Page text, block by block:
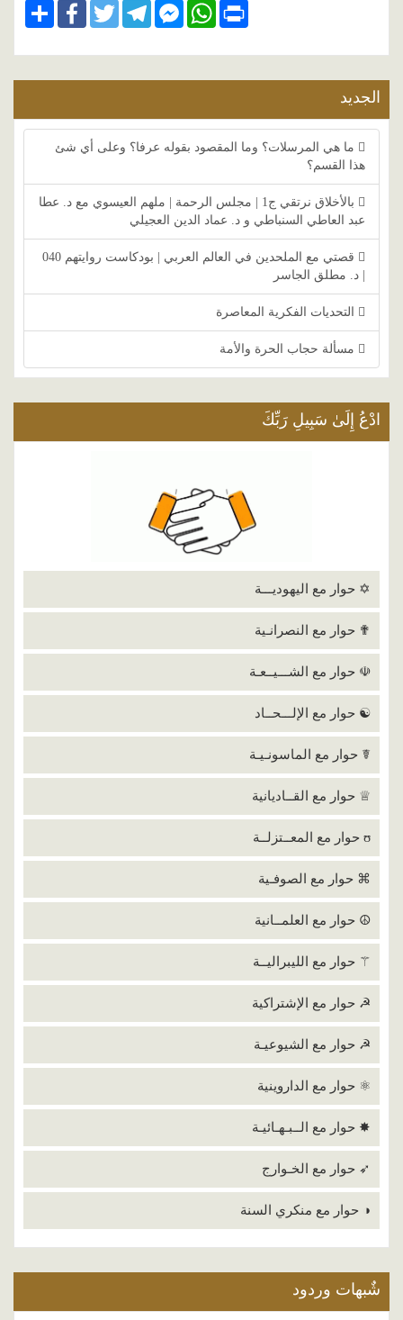
ShareFacebookTwitterTelegramFacebook
Messenger
WhatsApp Print
الجديد
ما هي المرسلات؟ وما المقصود بقوله عرفا؟ وعلى أي شئ
هذا القسم؟
بالأخلاق نرتقي ج1 | مجلس الرحمة | ملهم العيسوي مع د. عطا
عبد العاطي السنباطي و د. عماد الدين العجيلي
قصتي مع الملحدين في العالم العربي | بودكاست روايتهم 040
| د. مطلق الجاسر
التحديات الفكرية المعاصرة
مسألة حجاب الحرة والأمة
ادْعُ إِلَىٰ سَبِيلِ رَبِّكَ
✡ حوار مع اليهوديـــة
✟ حوار مع النصرانـية
☫ حوار مع الشـــيــعـة
☯ حوار مع الإلـــحــاد
☤ حوار مع الماسونـيـة
♕ حوار مع القــاديانية
ʊ حوار مع المعــتزلــة
⌘ حوار مع الصوفـية
☮ حوار مع العلمــانية
⚚ حوار مع الليبراليــة
☭ حوار مع الإشتراكية
☭ حوار مع الشيوعيـة
⚛ حوار مع الداروينية
✸ حوار مع الــبـهـائيـة
➶ حوار مع الخـوارج
◑ حوار مع منكري السنة
شٌبهات وردود